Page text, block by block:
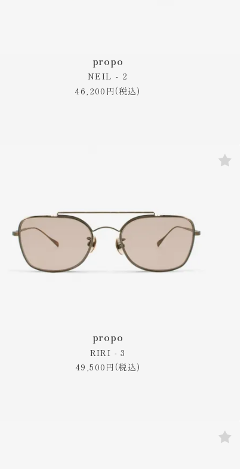
propo
NEIL - 2
46,200円(税込)
propo
RIRI - 3
49,500円(税込)